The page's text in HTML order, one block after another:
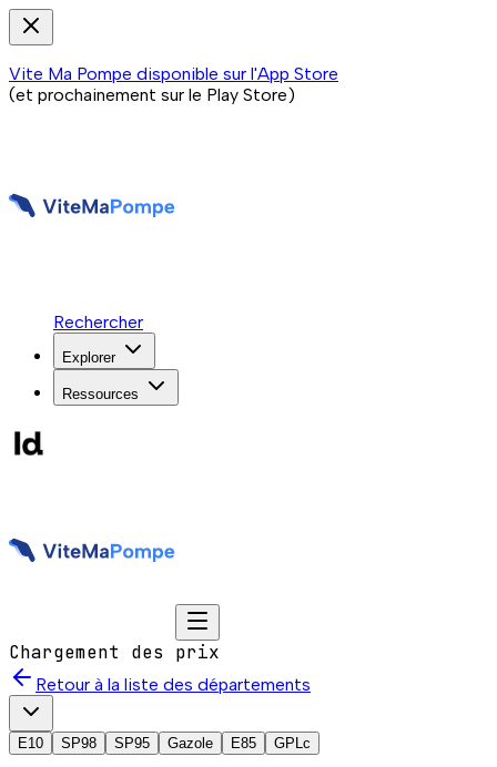
Vite Ma Pompe disponible sur l'App Store
(et prochainement sur le Play Store)
Rechercher
Explorer
Ressources
Chargement des prix
Retour à la liste des départements
E10 SP98 SP95 Gazole E85 GPLc